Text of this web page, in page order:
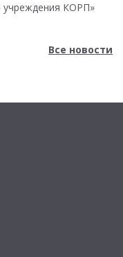
учреждения КОРП»
Все новости